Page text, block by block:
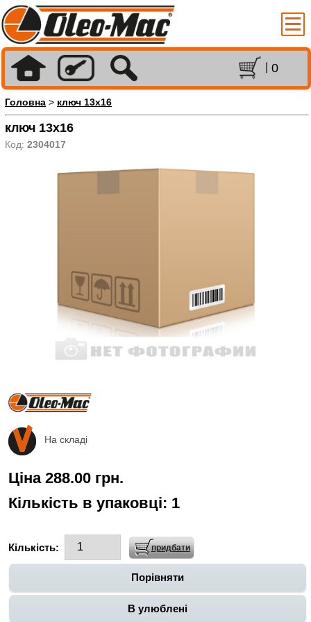
0
Головна > ключ 13х16
ключ 13х16
Код: 2304017
На складі
Ціна 288.00 грн.
Кількість в упаковці: 1
Кількість:
Порівняти
В улюблені